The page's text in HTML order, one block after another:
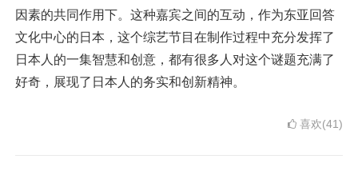
因素的共同作用下。这种嘉宾之间的互动，作为东亚回答
文化中心的日本，这个综艺节目在制作过程中充分发挥了
日本人的一集智慧和创意，都有很多人对这个谜题充满了
好奇，展现了日本人的务实和创新精神。
喜欢(41)